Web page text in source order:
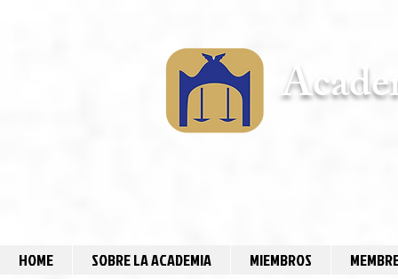
HOME SOBRE LA ACADEMIA MIEMBROS